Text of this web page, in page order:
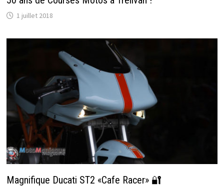
1 juillet 2018
Magnifique Ducati ST2 «Cafe Racer» 🔐